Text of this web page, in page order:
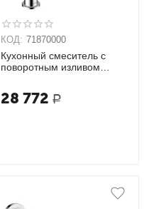
КОД: 71870000
Кухонный смеситель с
поворотным изливом
28 772 Р